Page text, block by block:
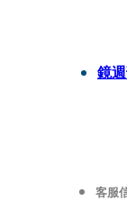
鏡
客服